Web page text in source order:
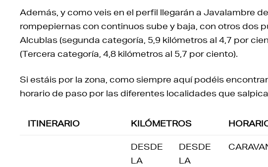
Además, y como veis en el perfil llegarán a Javalambre
rompepiernas con continuos sube y baja, con otros dos
Alcublas (segunda categoría, 5,9 kilómetros al 4,7 por
(Tercera categoría, 4,8 kilómetros al 5,7 por ciento).
Si estáis por la zona, como siempre aquí podéis
horario de paso por las diferentes localidades que
ITINERARIO KILÓMETROS
DESDE
LA
DESDE
LA